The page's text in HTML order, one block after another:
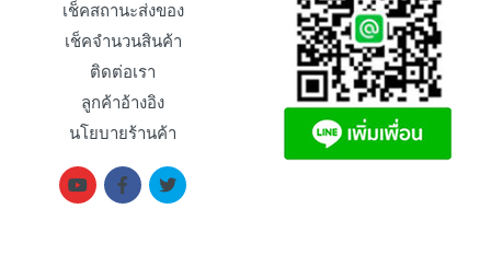
เช็คสถานะส่งของ
เช็คจำนวนสินค้า
ติดต่อเรา
ลูกค้าอ้างอิง
นโยบายร้านค้า